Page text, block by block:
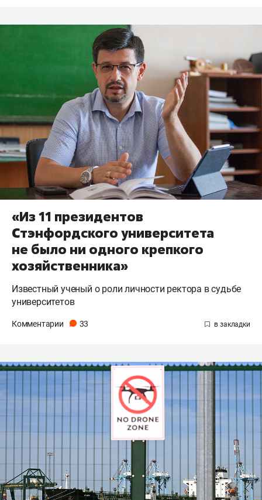
«Из 11 президентов
Стэнфордского университета
не было ни одного крепкого
хозяйственника»
Известный ученый о роли личности ректора в судьбе
университетов
Комментарии 33